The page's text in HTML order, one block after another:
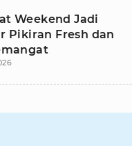
Weekend Jadi
Pikiran Fresh dan